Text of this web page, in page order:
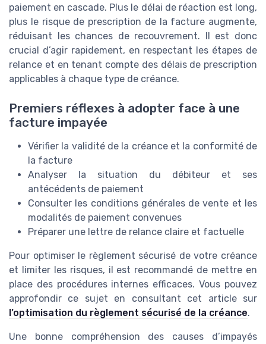
paiement en cascade. Plus le délai de réaction est long,
plus le risque de prescription de la facture augmente,
réduisant les chances de recouvrement. Il est donc
crucial d’agir rapidement, en respectant les étapes de
relance et en tenant compte des délais de prescription
applicables à chaque type de créance.
Premiers réflexes à adopter face à une
facture impayée
Vérifier la validité de la créance et la conformité de
la facture
Analyser la situation du débiteur et ses
antécédents de paiement
Consulter les conditions générales de vente et les
modalités de paiement convenues
Préparer une lettre de relance claire et factuelle
Pour optimiser le règlement sécurisé de votre créance
et limiter les risques, il est recommandé de mettre en
place des procédures internes efficaces. Vous pouvez
approfondir ce sujet en consultant cet article sur
l’optimisation du règlement sécurisé de la créance.
Une bonne compréhension des causes d’impayés